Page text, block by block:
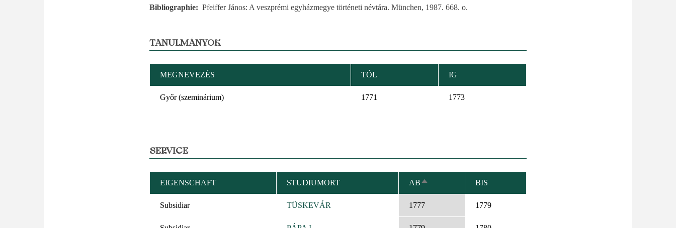
Bibliographie
Pfeiffer János: A veszprémi egyházmegye történeti névtára. München, 1987. 668. o.
TANULMÁNYOK
MEGNEVEZÉS TÓL IG
Győr (szeminárium) 1771 1773
SERVICE
EIGENSCHAFT STUDIUMORT ABABSTEIGEND
SORTIEREN
BIS
Subsidiar TÜSKEVÁR 1777 1779